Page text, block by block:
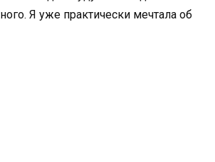
Я уже практически мечтала об